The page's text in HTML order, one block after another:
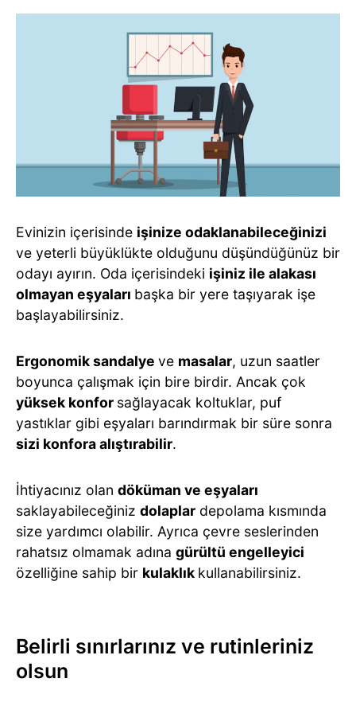
Evinizin içerisinde işinize odaklanabileceğinizi
ve yeterli büyüklükte olduğunu düşündüğünüz bir
odayı ayırın. Oda içerisindeki işiniz ile alakası
olmayan eşyaları başka bir yere taşıyarak işe
başlayabilirsiniz.
Ergonomik sandalye ve masalar, uzun saatler
boyunca çalışmak için bire birdir. Ancak çok
yüksek konfor sağlayacak koltuklar, puf
yastıklar gibi eşyaları barındırmak bir süre sonra
sizi konfora alıştırabilir.
İhtiyacınız olan döküman ve eşyaları
saklayabileceğiniz dolaplar depolama kısmında
size yardımcı olabilir. Ayrıca çevre seslerinden
rahatsız olmamak adına gürültü engelleyici
özelliğine sahip bir kulaklık kullanabilirsiniz.
Belirli sınırlarınız ve rutinleriniz
olsun